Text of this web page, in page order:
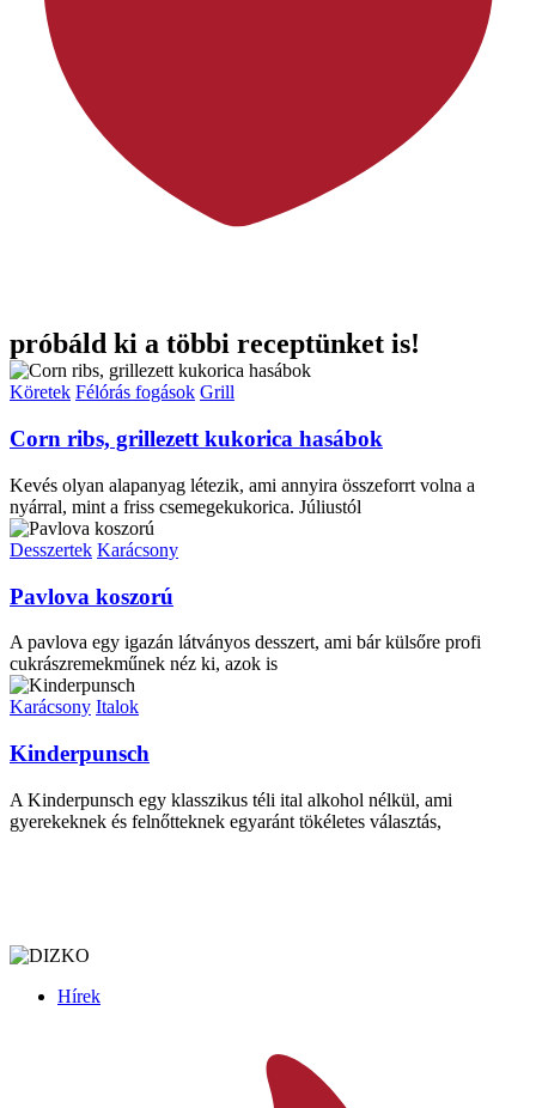
próbáld ki a többi receptünket is!
Köretek Félórás fogások Grill
Corn ribs, grillezett kukorica hasábok
Kevés olyan alapanyag létezik, ami annyira összeforrt volna a
nyárral, mint a friss csemegekukorica. Júliustól
Desszertek Karácsony
Pavlova koszorú
A pavlova egy igazán látványos desszert, ami bár külsőre profi
cukrászremekműnek néz ki, azok is
Karácsony Italok
Kinderpunsch
A Kinderpunsch egy klasszikus téli ital alkohol nélkül, ami
gyerekeknek és felnőtteknek egyaránt tökéletes választás,
Hírek